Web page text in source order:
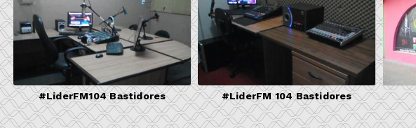
#LiderFM104 Bastidores #LiderFM 104 Bastidores